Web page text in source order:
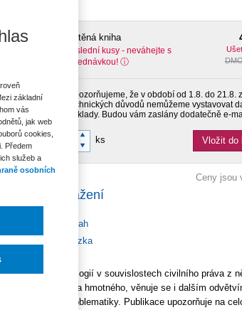
Tištěná kniha
Poslední kusy - neváhejte s
objednávkou!
Upozorňujeme, že v období od 1.8. do 21.8. z
technických důvodů nemůžeme vystavovat
doklady. Budou vám zaslány dodatečně e-
ks Vložit do
Ceny jsou
Ke stažení
Obsah
Ukázka
nových technologií v souvislostech civilního práva z
občanského práva hmotného, věnuje se i dalším
okruhu problematiky. Publikace upozorňuje na
základní
vás
jak web
cookies,
Předem
služeb a
osobních